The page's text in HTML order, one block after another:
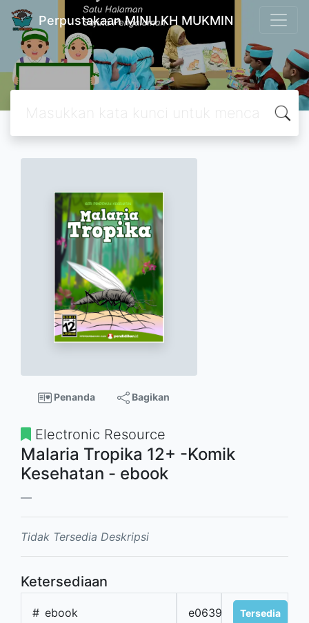
Perpustakaan MINU KH MUKMIN
Penanda Bagikan
Electronic Resource
Malaria Tropika 12+ -Komik
Kesehatan - ebook
Tidak Tersedia Deskripsi
Ketersediaan
# ebook e0639 Tersedia